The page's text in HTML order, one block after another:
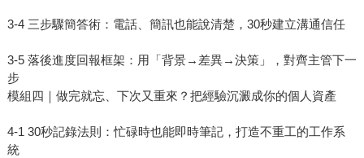
3-4 三步驟簡答術：電話、簡訊也能說清楚，30秒建立溝通信任
3-5 落後進度回報框架：用「背景→差異→決策」，對齊主管下一
步
模組四｜做完就忘、下次又重來？把經驗沉澱成你的個人資產
4-1 30秒記錄法則：忙碌時也能即時筆記，打造不重工的工作系
統